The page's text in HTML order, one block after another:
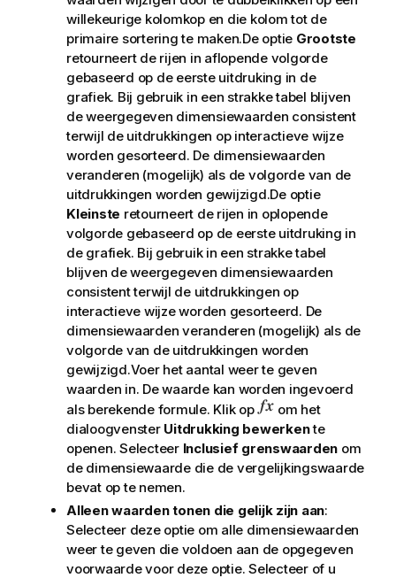
willekeurige kolomkop en die kolom tot de
primaire sortering te maken.De optie Grootste
retourneert de rijen in aflopende volgorde
gebaseerd op de eerste uitdruking in de
grafiek. Bij gebruik in een strakke tabel blijven
de weergegeven dimensiewaarden consistent
terwijl de uitdrukkingen op interactieve wijze
worden gesorteerd. De dimensiewaarden
veranderen (mogelijk) als de volgorde van de
uitdrukkingen worden gewijzigd.De optie
Kleinste retourneert de rijen in oplopende
volgorde gebaseerd op de eerste uitdruking in
de grafiek. Bij gebruik in een strakke tabel
blijven de weergegeven dimensiewaarden
consistent terwijl de uitdrukkingen op
interactieve wijze worden gesorteerd. De
dimensiewaarden veranderen (mogelijk) als de
volgorde van de uitdrukkingen worden
gewijzigd.Voer het aantal weer te geven
waarden in. De waarde kan worden ingevoerd
als berekende formule. Klik op
om het
dialoogvenster Uitdrukking bewerkente
openen. Selecteer Inclusief grenswaarden om
de dimensiewaarde die de vergelijkingswaarde
bevat op te nemen.
Alleen waarden tonen die gelijk zijn aan:
Selecteer deze optie om alle dimensiewaarden
weer te geven die voldoen aan de opgegeven
voorwaarde voor deze optie. Selecteer of u